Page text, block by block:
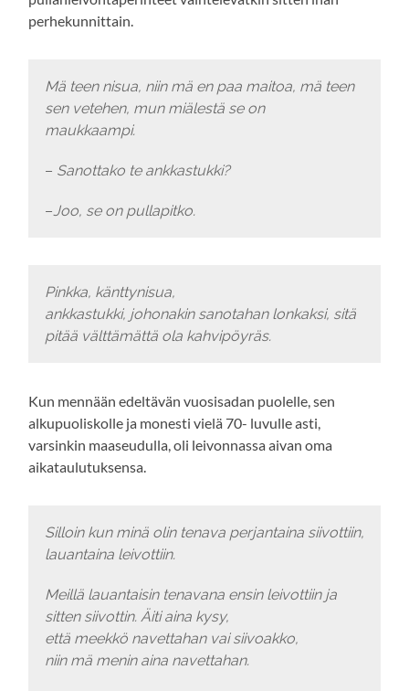
perhekunnittain.
Mä teen nisua, niin mä en paa maitoa, mä teen
sen vetehen, mun miälestä se on
maukkaampi.
– Sanottako te ankkastukki?
– Joo, se on pullapitko.
Pinkka, känttynisua,
ankkastukki, johonakin sanotahan lonkaksi, sitä
pitää välttämättä ola kahvipöyräs.
Kun mennään edeltävän vuosisadan puolelle, sen
alkupuoliskolle ja monesti vielä 70- luvulle asti,
varsinkin maaseudulla, oli leivonnassa aivan oma
aikataulutuksensa.
Silloin kun minä olin tenava perjantaina siivottiin,
lauantaina leivottiin.
Meillä lauantaisin tenavana ensin leivottiin ja
sitten siivottin. Äiti aina kysy,
että meekkö navettahan vai siivoakko,
niin mä menin aina navettahan.